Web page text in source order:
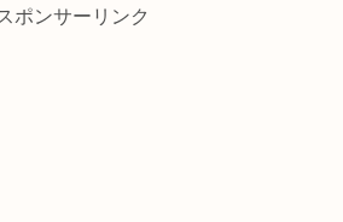
ポンサーリンク